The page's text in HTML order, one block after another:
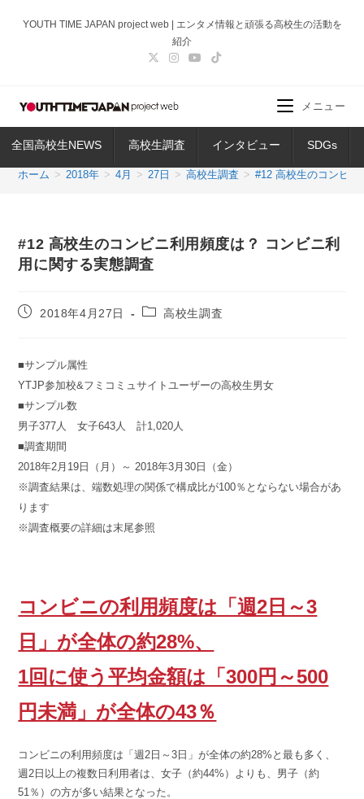
ス
ッ
YOUTH TIME JAPAN project web | エンタメ情報と頑張る高校生の活動を
紹介
全国高校生NEWS 高校生調査 インタビュー SDGs
メニュー
ホーム > 2018年 > 4月 > 27日 > 高校生調査 > #12 高校生のコンビ
#12 高校生のコンビニ利用頻度は？ コンビニ利
用に関する実態調査
投
日:
2018年4月27日
投
リ
高校生調査
■サンプル属性
YTJP参加校&フミコミュサイトユーザーの高校生男女
■サンプル数
男子377人 女子643人 計1,020人
■調査期間
2018年2月19日（月）～ 2018年3月30日（金）
※調査結果は、端数処理の関係で構成比が100％とならない場合があ
ります
※調査概要の詳細は末尾参照
コンビニの利用頻度は「週2日～3
日」が全体の約28%、
1回に使う平均金額は「300円～500
円未満」が全体の43％
コンビニの利用頻度は「週2日～3日」が全体の約28%と最も多く、
週2日以上の複数日利用者は、女子（約44%）よりも、男子（約
51％）の方が多い結果となった。